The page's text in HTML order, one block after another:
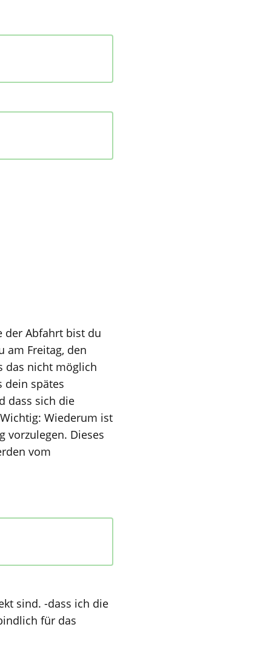
das nicht möglich
dein spätes
vorzulegen. Dieses
vom
für das